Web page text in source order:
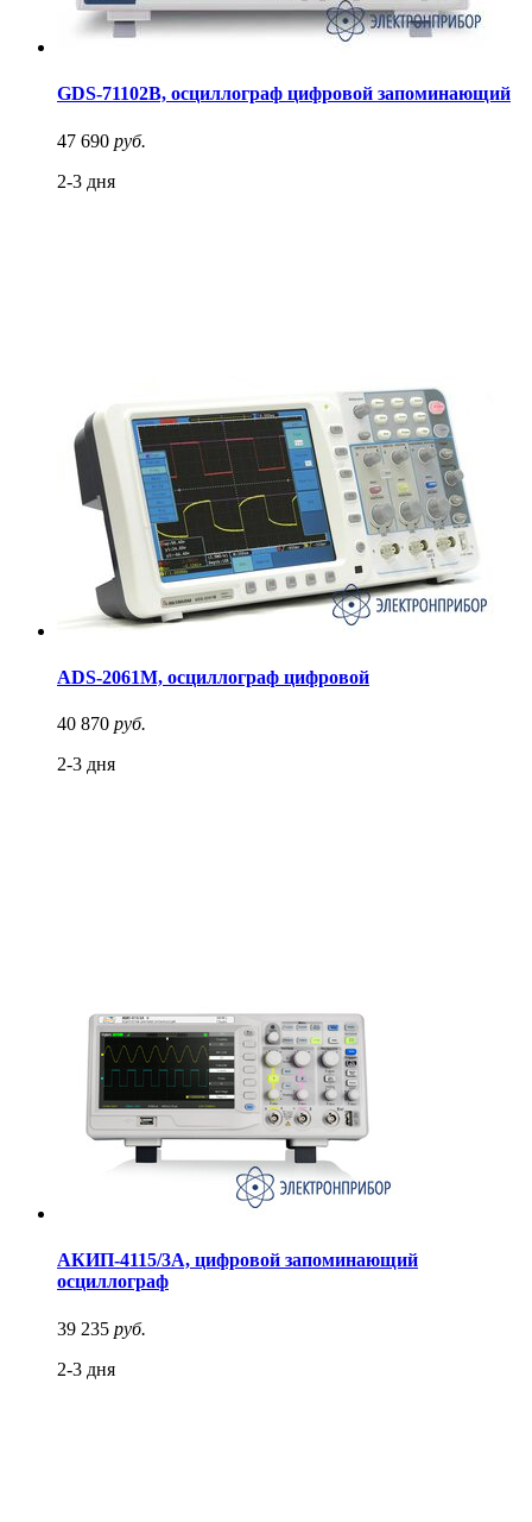
GDS-71102B, осциллограф цифровой запоминающий
47 690 руб.
2-3 дня
ADS-2061M, осциллограф цифровой
40 870 руб.
2-3 дня
АКИП-4115/3А, цифровой запоминающий
осциллограф
39 235 руб.
2-3 дня